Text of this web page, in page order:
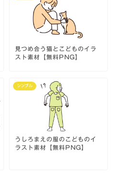
見つめ合う猫とこどものイラ
スト素材【無料PNG】
シンプル
うしろまえの服のこどものイ
ラスト素材【無料PNG】